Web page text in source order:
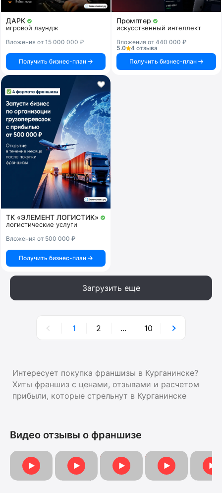
ДАРК
игровой лаундж
Вложения от 15 000 000 ₽
Получить бизнес-план
Промптер
искусственный интеллект
Вложения от 440 000 ₽
5.0
4 отзыва
Получить бизнес-план
ТК «ЭЛЕМЕНТ ЛОГИСТИК»
логистические услуги
Вложения от 500 000 ₽
Получить бизнес-план
Загрузить еще
1 2 ... 10
Интересует покупка франшизы в Курганинске?
Хиты франшиз с ценами, отзывами и расчетом
прибыли, которые стрельнут в Курганинске
Видео отзывы о франшизе
Видеоотзыв
Отзыв о франшизе
Видеоотзыв от ОльгиВидеоотзыв от
Отзыв